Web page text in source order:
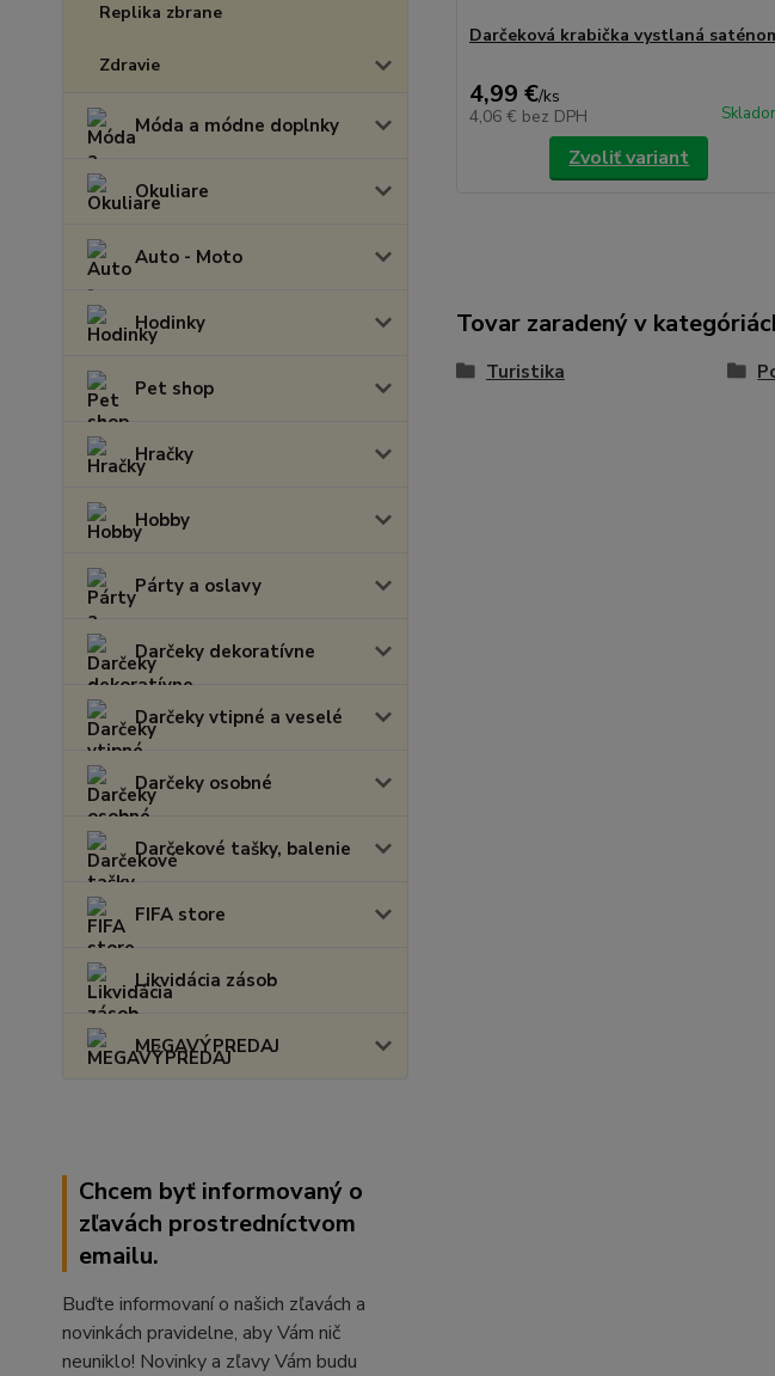
Replika zbrane
Zdravie
Móda a módne doplnky
Okuliare
Auto - Moto
Hodinky
Pet shop
Hračky
Hobby
Párty a oslavy
Darčeky dekoratívne
Darčeky vtipné a veselé
Darčeky osobné
Darčekové tašky, balenie
FIFA store
Likvidácia zásob
MEGAVÝPREDAJ
Chcem byť informovaný o
zľavách prostredníctvom
emailu.
Buďte informovaní o našich zľavách a
novinkách pravidelne, aby Vám nič
neuniklo! Novinky a zľavy Vám budu
Darčeková krabička vystlaná
4,99 €/ks
4,06 € bez DPH
Zvoliť variant
Tovar zaradený v
Turistika